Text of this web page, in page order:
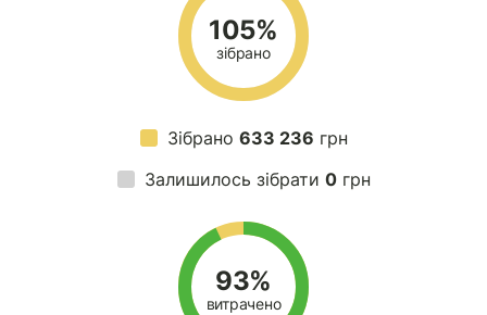
105%
зібрано
Зібрано 633 236 грн
Залишилось зібрати 0грн
93%
витрачено